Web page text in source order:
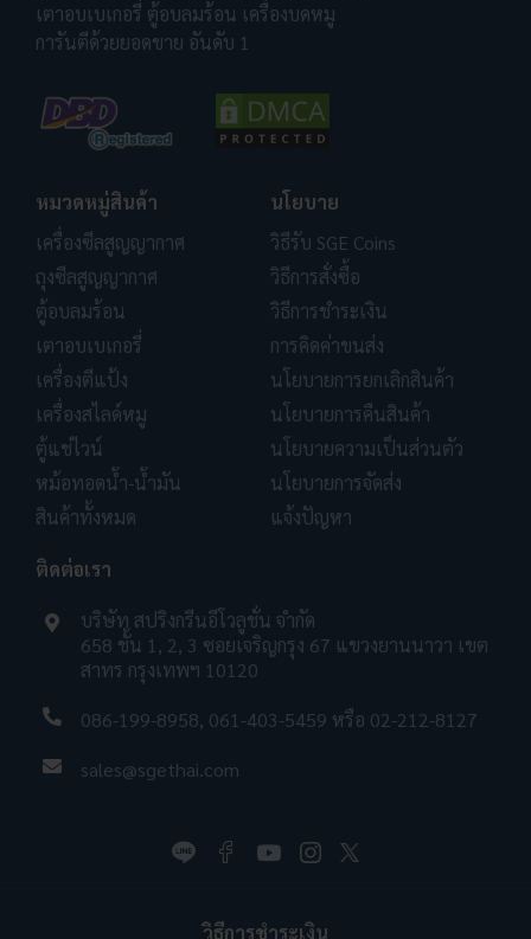
เตาอบเบเกอรี่ ตู้อบลมร้อน เครื่องบดหมู
การันตีด้วยยอดขาย อันดับ 1
หมวดหมู่สินค้า
เครื่องซีลสูญญากาศ
ถุงซีลสูญญากาศ
ตู้อบลมร้อน
เตาอบเบเกอรี่
เครื่องตีแป้ง
เครื่องสไลด์หมู
ตู้แช่ไวน์
หม้อทอดน้ำ-น้ำมัน
สินค้าทั้งหมด
นโยบาย
วิธีรับ SGE Coins
วิธีการสั่งซื้อ
วิธีการชำระเงิน
การคิดค่าขนส่ง
นโยบายการยกเลิกสินค้า
นโยบายการคืนสินค้า
นโยบายความเป็นส่วนตัว
นโยบายการจัดส่ง
แจ้งปัญหา
ติดต่อเรา
บริษัท สปริงกรีนอีโวลูชั่น จำกัด
658 ชั้น 1, 2, 3 ซอยเจริญกรุง 67 แขวงยานนาวา เขต
สาทร กรุงเทพฯ 10120
086-199-8958, 061-403-5459 หรือ 02-212-8127
sales@sgethai.com
วิธีการชำระเงิน